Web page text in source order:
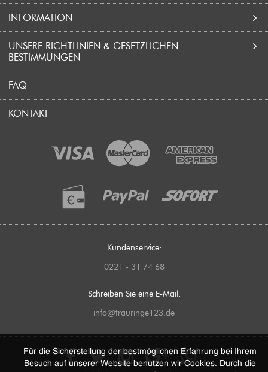
WARUM SIE SICH FÜR TRAURINGE123 ENTSCHEIDEN
SOLTEN?
UNSERE PRODUKTIONSANLAGEN
ZAHLUNGSMÖGLICHKEITEN
LIEFERUNG UND VERSAND
KOSTENLOSE GRAVUR
LEBENSLANGE GARANTIE
KOSTENLOSER VERSAND
RÜCKERSTATTUNG
KOSTENLOSE GESCHENKVERPACKUNG
KOSTENLOSES RINGMASS
SCHMUCK NACH IHREN WÜNSCHEN
INFORMATION
TRAURINGE
PARTNERRINGE
FREUNDSCHAFTSRINGE
VERLOBUNGSRINGE
HOCHZEITSRINGE
WIE BESTELLE ICH RICHTIG?
UNSERE RICHTLINIEN & GESETZLICHEN
BESTIMMUNGEN
ALLGEMEINE GESCHÄFTSBEDINGUNGEN
DATENSCHUTZBESTIMMUNGEN
VERSANDGRUNDSÄTZE
WIDERRUFSBELEHRUNG
COOKIE-RICHTLINIEN
STORNIERUNG ODER ÄNDERUNG EINER BESTELLUNG
FAQ
KONTAKT
Kundenservice:
0221 - 31 74 68
Schreiben Sie eine E-Mail:
info@trauringe123.de
Für die Sicherstellung der bestmöglichen Erfahrung bei Ihrem
Besuch auf unserer Website benutzen wir Cookies. Durch die